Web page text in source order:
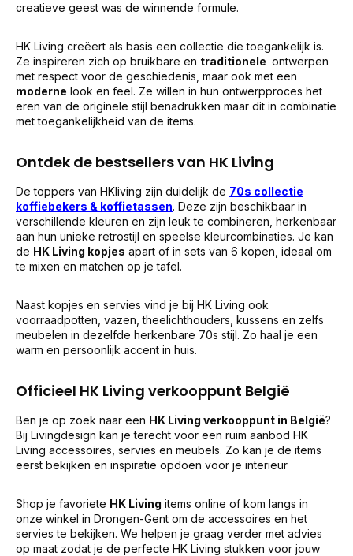
creatieve geest was de winnende formule.
HK Living creëert als basis een collectie die toegankelijk is.
Ze inspireren zich op bruikbare en traditionele ontwerpen
met respect voor de geschiedenis, maar ook met een
moderne look en feel. Ze willen in hun ontwerpproces het
eren van de originele stijl benadrukken maar dit in combinatie
met toegankelijkheid van de items.
Ontdek de bestsellers van HK Living
De toppers van HKliving zijn duidelijk de 70s collectie
koffiebekers & koffietassen. Deze zijn beschikbaar in
verschillende kleuren en zijn leuk te combineren, herkenbaar
aan hun unieke retrostijl en speelse kleurcombinaties. Je kan
de HK Living kopjes apart of in sets van 6 kopen, ideaal om
te mixen en matchen op je tafel.
Naast kopjes en servies vind je bij HK Living ook
voorraadpotten, vazen, theelichthouders, kussens en zelfs
meubelen in dezelfde herkenbare 70s stijl. Zo haal je een
warm en persoonlijk accent in huis.
Officieel HK Living verkooppunt België
Ben je op zoek naar een HK Living verkooppunt in België?
Bij Livingdesign kan je terecht voor een ruim aanbod HK
Living accessoires, servies en meubels. Zo kan je de items
eerst bekijken en inspiratie opdoen voor je interieur
Shop je favoriete HK Living items online of kom langs in
onze winkel in Drongen-Gent om de accessoires en het
servies te bekijken. We helpen je graag verder met advies
op maat zodat je de perfecte HK Living stukken voor jouw